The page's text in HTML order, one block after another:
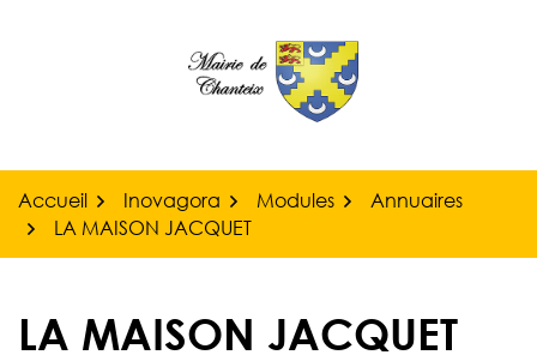
Accueil Inovagora Modules
Annuaires
LA MAISON JACQUET
LA MAISON JACQUET